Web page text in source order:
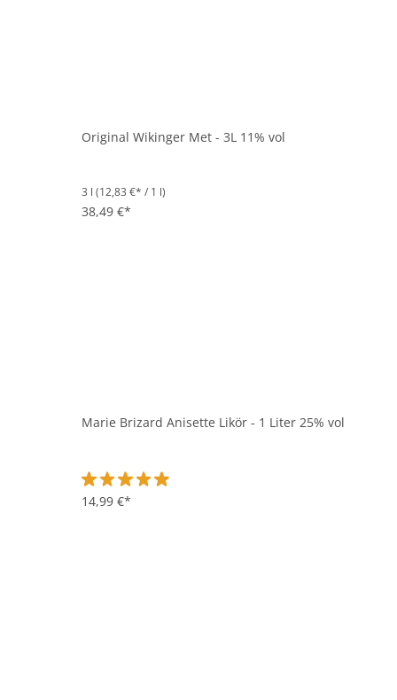
Original Wikinger Met - 3L 11% vol
3 l (12,83 €* / 1 l)
38,49 €*
Marie Brizard Anisette Likör - 1 Liter 25% vol
Durchschnittliche Bewertung von 4.9 von 5 Sternen
14,99 €*